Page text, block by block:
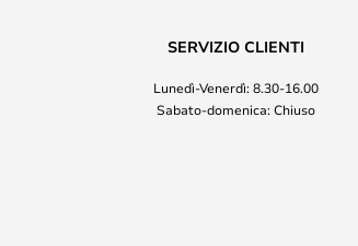
SERVIZIO CLIENTI
Lunedì-Venerdì: 8.30-16.00
Sabato-domenica: Chiuso